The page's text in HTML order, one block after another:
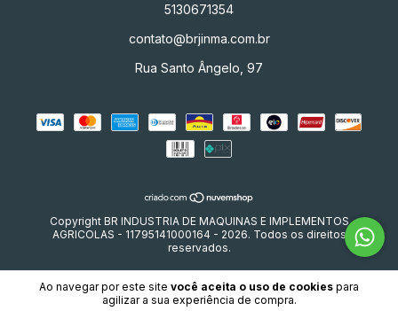
Ao navegar por este site você aceita o uso de cookies para
agilizar a sua experiência de compra.
5130671354
contato@brjinma.com.br
Rua Santo Ângelo, 97
Copyright BR INDUSTRIA DE MAQUINAS E IMPLEMENTOS
AGRICOLAS - 11795141000164 - 2026. Todos os direitos
reservados.